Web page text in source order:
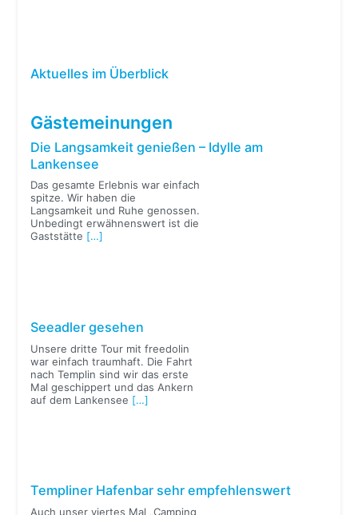
Aktuelles im Überblick
Gästemeinungen
Die Langsamkeit genießen – Idylle am
Lankensee
Das gesamte Erlebnis war einfach
spitze. Wir haben die
Langsamkeit und Ruhe genossen.
Unbedingt erwähnenswert ist die
Gaststätte […]
Seeadler gesehen
Unsere dritte Tour mit freedolin
war einfach traumhaft. Die Fahrt
nach Templin sind wir das erste
Mal geschippert und das Ankern
auf dem Lankensee […]
Templiner Hafenbar sehr empfehlenswert
Auch unser viertes Mal „Camping